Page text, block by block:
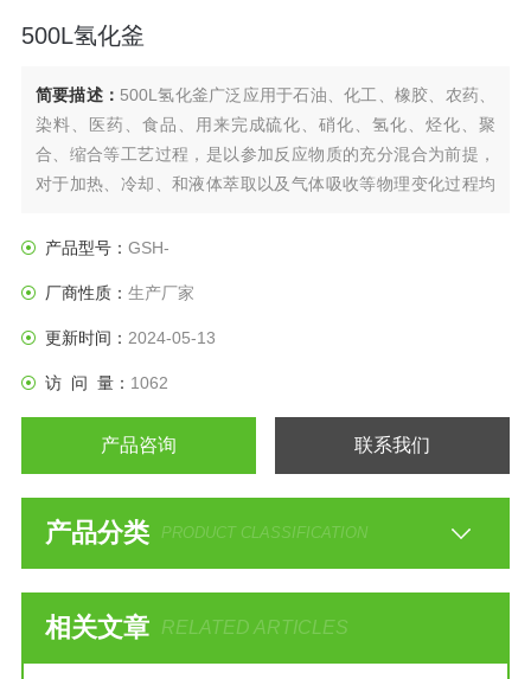
500L氢化釜
简要描述： 500L氢化釜广泛应用于石油、化工、橡胶、农药、
染料、医药、食品、用来完成硫化、硝化、氢化、烃化、聚
合、缩合等工艺过程，是以参加反应物质的充分混合为前提，
对于加热、冷却、和液体萃取以及气体吸收等物理变化过程均
理想的所需设备。
产品型号： GSH-
厂商性质： 生产厂家
更新时间： 2024-05-13
访 问 量： 1062
产品咨询 联系我们
产品分类 PRODUCT CLASSIFICATION
相关文章 RELATED ARTICLES